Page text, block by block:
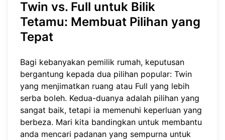
Twin vs. Full untuk Bilik
Tetamu: Membuat Pilihan yang
Tepat
Bagi kebanyakan pemilik rumah, keputusan
bergantung kepada dua pilihan popular: Twin
yang menjimatkan ruang atau Full yang lebih
serba boleh. Kedua-duanya adalah pilihan yang
sangat baik, tetapi ia memenuhi keperluan yang
berbeza. Mari kita bandingkan untuk membantu
anda mencari padanan yang sempurna untuk